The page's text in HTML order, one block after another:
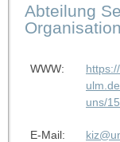
Abteilung
Organisation
WWW:
uns/
E-Mail: